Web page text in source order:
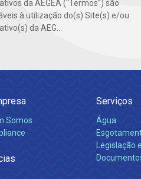
da AEGEA (“Termos”) são
à utilização do(s) Site(s) e/ou
da AEG...
Somos
Serviços
Água
Legislação